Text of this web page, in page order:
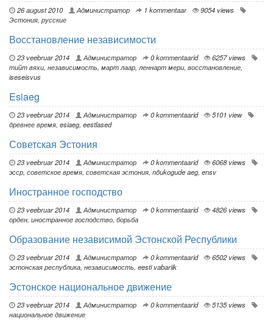
26 august 2010 Администратор 1 kommentaar
9054 views
Эстония, русские
Восстановление независимости
23 veebruar 2014 Администратор 0 kommentaarid
6257 views
тийт вяхи, независимость, март лаар,леннарт мери, восстановление,
iseseisvus
Esiaeg
23 veebruar 2014 Администратор 0 kommentaarid
5101 view
древнее время, esiaeg, eestlased
Советская Эстония
23 veebruar 2014 Администратор 0 kommentaarid
6068 views
эсср, советское время, советская эстония, nõukogude aeg, ensv
Иностранное господство
23 veebruar 2014 Администратор 0 kommentaarid
4826 views
орден, иностранное господство, борьба
Образование независимой Эстонской Республики
23 veebruar 2014 Администратор 0 kommentaarid
6502 views
эстонская республика, независимость, eesti vabariik
Эстонское национальное движение
23 veebruar 2014 Администратор 0 kommentaarid
5135 views
национальное движение